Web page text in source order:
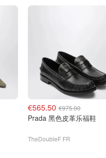
€565.50 €975.00
Prada 黑色皮革乐福鞋
TheDoubleF FR